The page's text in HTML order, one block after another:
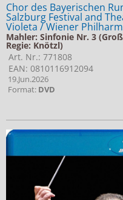
Chor des Bayerischen
Salzburg Festival and
Violeta / Wiener
Mahler: Sinfonie Nr. 3
Regie: Knötzl)
Art. Nr.: 771808
EAN: 0810116912094
19.Jun.2026
Format: DVD